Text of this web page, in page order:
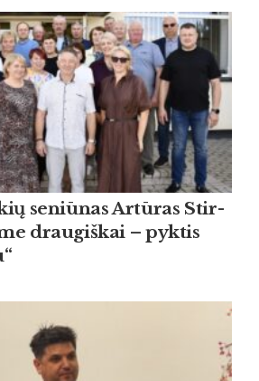
se­niū­nas Artū­ras Stir­
drau­giš­kai – pyk­tis